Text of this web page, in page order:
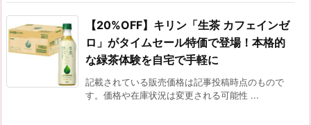
【20%OFF】キリン「生茶 カフェインゼ
ロ」がタイムセール特価で登場！本格的
な緑茶体験を自宅で手軽に
記載されている販売価格は記事投稿時点のもので
す。価格や在庫状況は変更される可能性 ...